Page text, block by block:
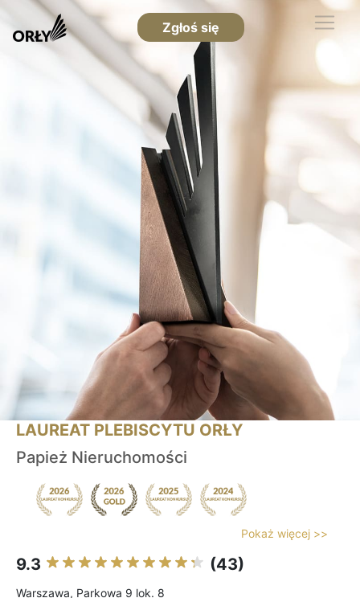
Zgłoś się
LAUREAT PLEBISCYTU ORŁY
Papież Nieruchomości
Pokaż więcej >>
9.3 (43)
Warszawa, Parkowa 9 lok. 8